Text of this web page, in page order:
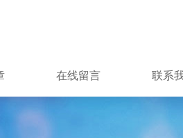
在线留言 联系